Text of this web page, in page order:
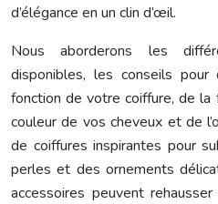
d’élégance en un clin d’œil.
Nous aborderons les
disponibles, les conseils pour
fonction de votre coiffure, de
couleur de vos cheveux et de
de coiffures inspirantes pour
perles et des ornements
accessoires peuvent